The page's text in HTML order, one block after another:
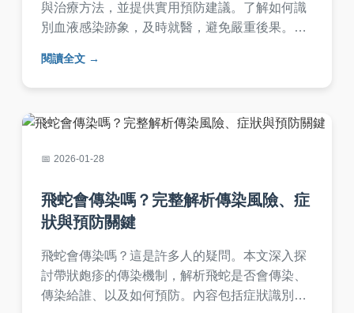
與治療方法，並提供實用預防建議。了解如何識
別血液感染跡象，及時就醫，避免嚴重後果。內
識。
閱讀全文
2026-01-28
飛蛇會傳染嗎？完整解析傳染風險、症
狀與預防關鍵
飛蛇會傳染嗎？這是許多人的疑問。本文深入探
討帶狀皰疹的傳染機制，解析飛蛇是否會傳染、
傳染給誰、以及如何預防。內容包括症狀識別、